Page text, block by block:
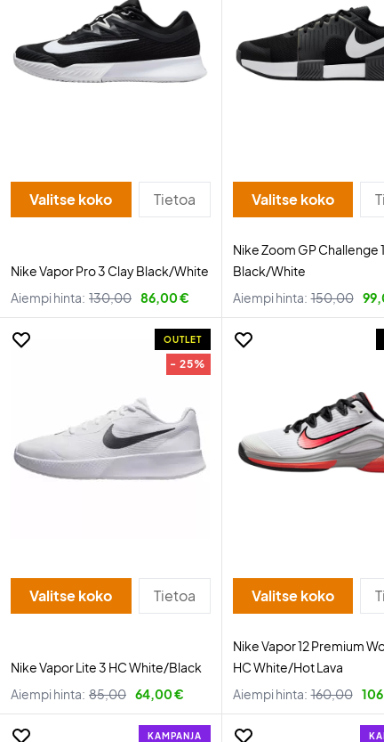
Valitse koko Tietoa
Nike Vapor Pro 3 Clay Black/White
Aiempi hinta: 130,00 86,00 €
Valitse koko
Nike Zoom GP Challenge
Black/White
Aiempi hinta: 150,00
OUTLET
- 25%
Valitse koko Tietoa
Nike Vapor Lite 3 HC White/Black
Aiempi hinta: 85,00 64,00 €
Valitse koko
Nike Vapor 12 Premium
HC White/Hot Lava
Aiempi hinta: 160,00
KAMPANJA